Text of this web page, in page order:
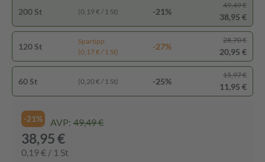
200 St (0,19 € / 1 St) -21%
49,49 €
38,95 €
120 St
Spartipp
(0,17 € / 1 St)
-27%
28,70 €
20,95 €
60 St (0,20 € / 1 St) -25%
15,97 €
11,95 €
-21% AVP: 49,49 €
38,95 €
0,19 € / 1 St